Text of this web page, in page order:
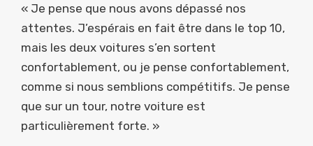
« Je pense que nous avons dépassé nos
attentes. J’espérais en fait être dans le top 10,
mais les deux voitures s’en sortent
confortablement, ou je pense confortablement,
comme si nous semblions compétitifs. Je pense
que sur un tour, notre voiture est
particulièrement forte. »